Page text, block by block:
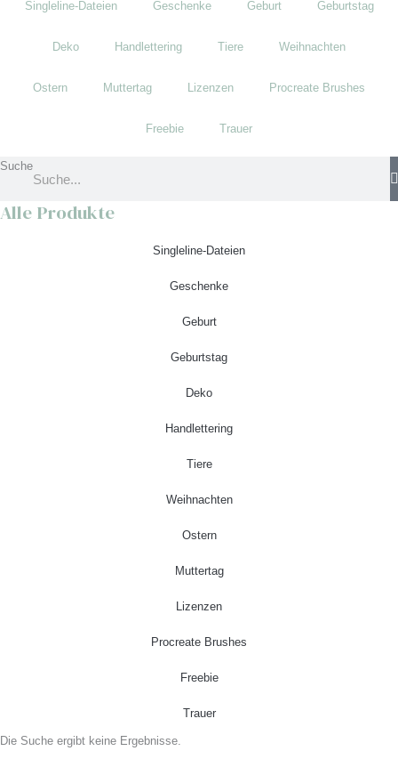
Singleline-Dateien Geschenke Geburt Geburtstag
Deko Handlettering Tiere Weihnachten
Ostern Muttertag Lizenzen Procreate Brushes
Freebie Trauer
Suche
Alle Produkte
Singleline-Dateien
Geschenke
Geburt
Geburtstag
Deko
Handlettering
Tiere
Weihnachten
Ostern
Muttertag
Lizenzen
Procreate Brushes
Freebie
Trauer
Die Suche ergibt keine Ergebnisse.